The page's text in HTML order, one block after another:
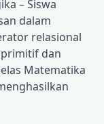
– Siswa
dalam
relasional
dan
Matematika